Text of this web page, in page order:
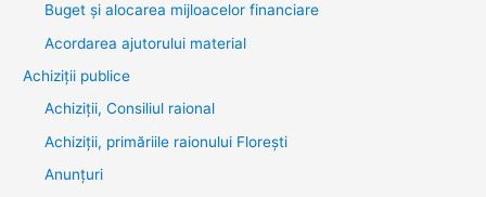
Buget și alocarea mijloacelor financiare
Acordarea ajutorului material
Achiziţii publice
Achiziții, Consiliul raional
Achiziții, primăriile raionului Florești
Anunțuri